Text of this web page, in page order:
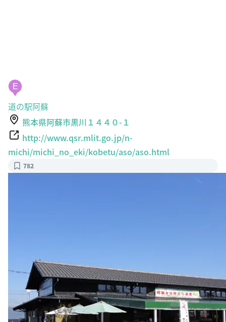
E
道の駅阿蘇
熊本県阿蘇市黒川１４４０-１
http://www.qsr.mlit.go.jp/n-
michi/michi_no_eki/kobetu/aso/aso.html
782